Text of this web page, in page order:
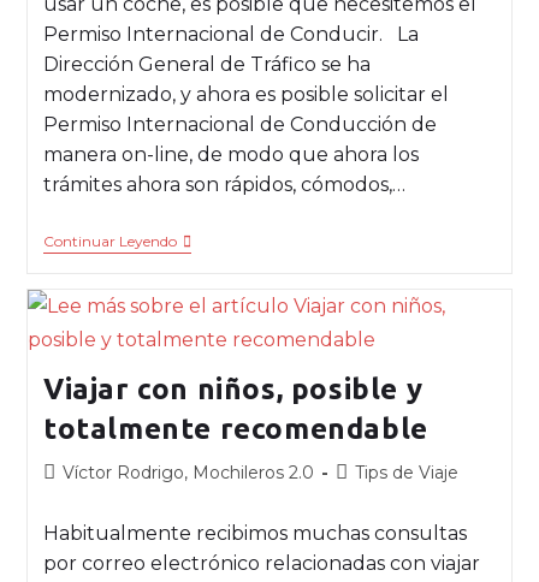
usar un coche, es posible que necesitemos el
Permiso Internacional de Conducir. La
Dirección General de Tráfico se ha
modernizado, y ahora es posible solicitar el
Permiso Internacional de Conducción de
manera on-line, de modo que ahora los
trámites ahora son rápidos, cómodos,…
Continuar Leyendo
Viajar con niños, posible y
totalmente recomendable
Víctor Rodrigo, Mochileros 2.0 Tips de Viaje
Habitualmente recibimos muchas consultas
por correo electrónico relacionadas con viajar